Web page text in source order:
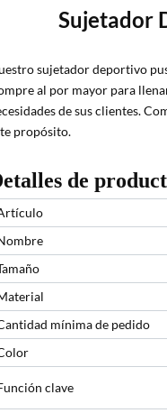
Sujetador
sujetador deportivo
al por mayor para
de sus clientes.
propósito.
de
mínima de pedido
clave